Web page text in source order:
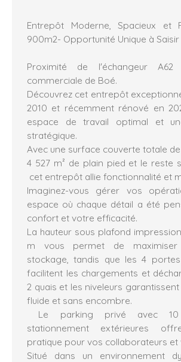
Entrepôt Moderne, Spacieux et
900m2- Opportunité Unique à Saisir
Proximité de l'échangeur
commerciale de Boé.
Découvrez cet entrepôt
2010 et récemment rénové en
espace de travail optimal et
stratégique.
Avec une surface couverte totale
4 527 m² de plain pied et le reste
cet entrepôt allie fonctionnalité et
Imaginez-vous gérer vos
espace où chaque détail a été
confort et votre efficacité.
La hauteur sous plafond
m vous permet de
stockage, tandis que les 4
facilitent les chargements et
2 quais et les niveleurs
fluide et sans encombre.
Le parking privé avec
stationnement extérieures
pratique pour vos collaborateurs et
Situé dans un environnement